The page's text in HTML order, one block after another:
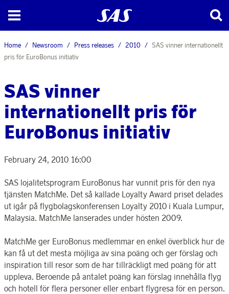
Home Newsroom Press releases 2010
SAS vinner internationellt
pris för EuroBonus initiativ
SAS vinner
internationellt pris för
EuroBonus initiativ
February 24, 2010 16:00
SAS lojalitetsprogram EuroBonus har vunnit pris för den nya
tjänsten MatchMe. Det så kallade Loyalty Award priset delades
ut igår på flygbolagskonferensen Loyalty 2010 i Kuala Lumpur,
Malaysia. MatchMe lanserades under hösten 2009.
MatchMe ger EuroBonus medlemmar en enkel överblick hur de
kan få ut det mesta möjliga av sina poäng och ger förslag och
inspiration till resor som de har tillräckligt med poäng för att
uppleva. Beroende på antalet poäng kan förslag innehålla flyg
och hotell för flera personer eller enbart flygresa för en person.